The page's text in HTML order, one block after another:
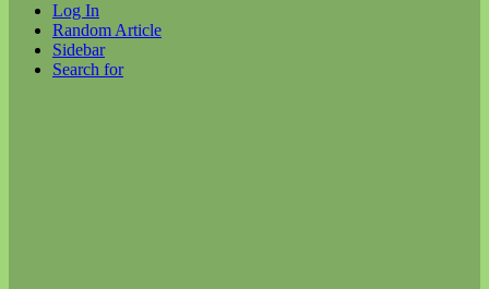
Log In
Random Article
Sidebar
Search for